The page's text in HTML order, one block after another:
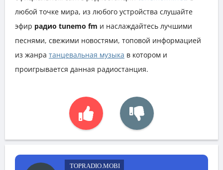
любой точке мира, из любого устройства слушайте
эфир радио tunemo fm и наслаждайтесь лучшими
песнями, свежими новостями, топовой информацией
из жанра танцевальная музыка в котором и
проигрывается данная радиостанция.
TOPRADIO.MOBI